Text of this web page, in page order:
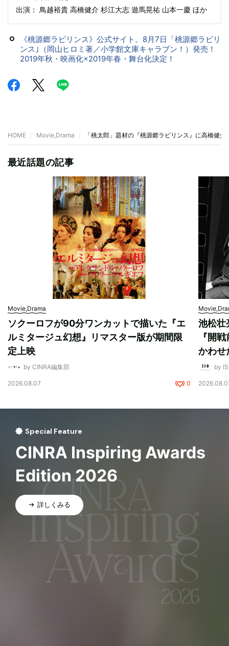
出演： 鳥越裕貴 高橋健介 杉江大志 遊馬晃祐 山本一慶 ほか
《桃源郷ラビリンス》公式サイト。8月7日「桃源郷ラビリ
ンス｣（岡山ヒロミ著／小学館文庫キャラブン！）発売！
2019年秋・映画化×2019年春・舞台化決定！
HOME Movie,Drama 「桃太郎」題材の『桃源郷ラビリンス』に高橋健
最近話題の記事
Movie,Drama
ソクーロフが90分ワンカットで描いた『エ
ルミタージュ幻想』リマスター版が期間限
定上映
by CINRA編集部
2026.08.07 0
池松壮
『開
かわせ
by
Special Feature
CINRA Inspiring Awards
Edition 2026
詳しくみる